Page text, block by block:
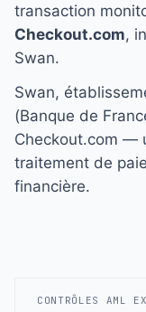
transaction
Checkout.com,
Swan.
Swan,
(Banque de
Checkout.com —
traitement de
financière.
CONTRÔLES AML